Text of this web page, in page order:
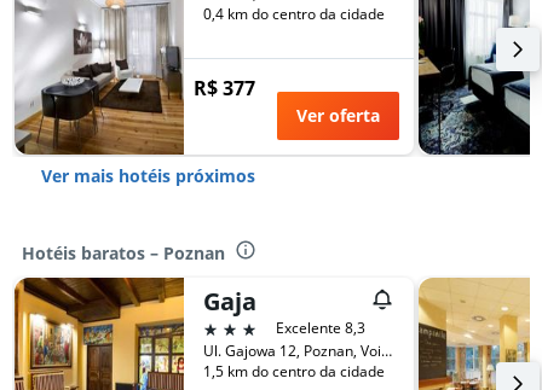
0,4 km do centro da cidade
R$ 377
Ver oferta
Ver mais hotéis próximos
Hotéis baratos – Poznan
Gaja
3 estrelasExcelente 8,3
Ul. Gajowa 12, Poznan, Voivodia da Grande Polônia, Polônia
1,5 km do centro da cidade